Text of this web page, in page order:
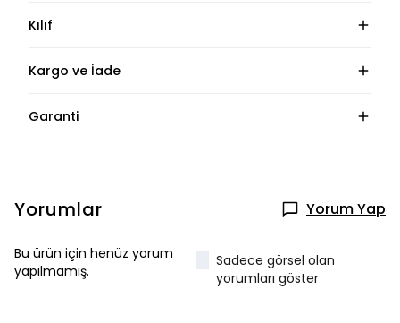
Kılıf
Kargo ve İade
Garanti
Yorumlar Yorum Yap
Bu ürün için henüz yorum
yapılmamış.
Sadece görsel olan
yorumları göster